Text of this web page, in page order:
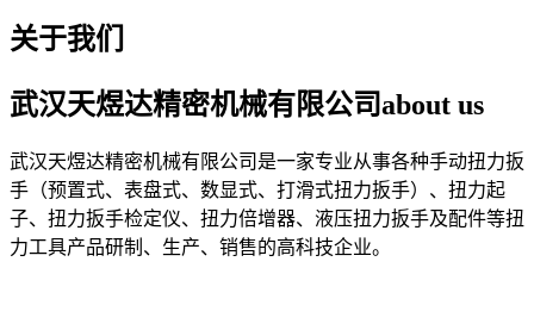
关于我们
武汉天煜达精密机械有限公司about us
武汉天煜达精密机械有限公司是一家专业从事各种手动扭力扳
手（预置式、表盘式、数显式、打滑式扭力扳手）、扭力起
子、扭力扳手检定仪、扭力倍增器、液压扭力扳手及配件等扭
力工具产品研制、生产、销售的高科技企业。